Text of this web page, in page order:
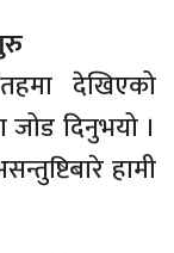
देखिएको
जोड दिनुभयो ।
हामी